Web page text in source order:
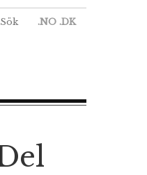
Sök .NO .DK